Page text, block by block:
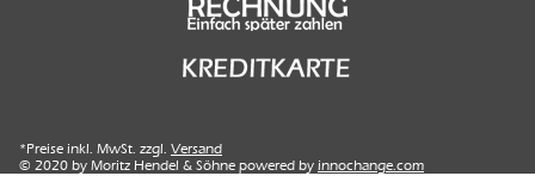
*Preise inkl. MwSt. zzgl. Versand
© 2020 by Moritz Hendel & Söhne powered by innochange.com